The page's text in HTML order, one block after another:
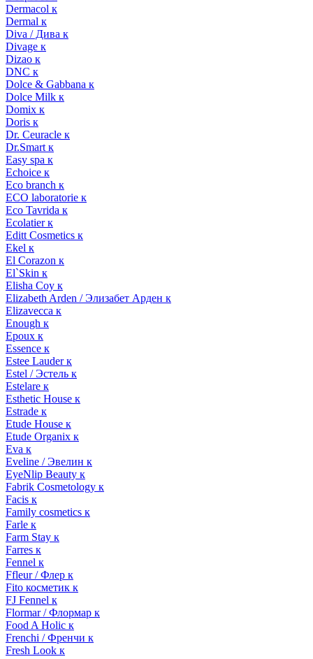
Dermacol к
Dermal к
Diva / Дива к
Divage к
Dizao к
DNC к
Dolce & Gabbana к
Dolce Milk к
Domix к
Doris к
Dr. Ceuracle к
Dr.Smart к
Easy spa к
Echoice к
Eco branch к
ECO laboratorie к
Eco Tavrida к
Ecolatier к
Editt Cosmetics к
Ekel к
El Corazon к
El`Skin к
Elisha Coy к
Elizabeth Arden / Элизабет Арден к
Elizavecca к
Enough к
Epoux к
Essence к
Estee Lauder к
Estel / Эстель к
Estelare к
Esthetic House к
Estrade к
Etude House к
Etude Organix к
Eva к
Eveline / Эвелин к
EyeNlip Beauty к
Fabrik Cosmetology к
Facis к
Family cosmetics к
Farle к
Farm Stay к
Farres к
Fennel к
Ffleur / Флер к
Fito косметик к
FJ Fennel к
Flormar / Флормар к
Food A Holic к
Frenchi / Френчи к
Fresh Look к